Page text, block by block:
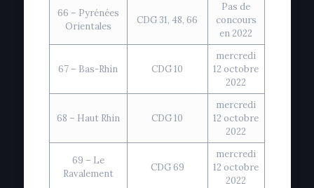
66 – Pyrénées
Orientales
CDG 31, 48, 66
Pas de
concours
en 2022
67 – Bas-Rhin CDG 10
mercredi
12 octobre
2022
68 – Haut Rhin CDG 10
mercredi
12 octobre
2022
69 – Le
Ravalement
CDG 69
mercredi
12 octobre
2022